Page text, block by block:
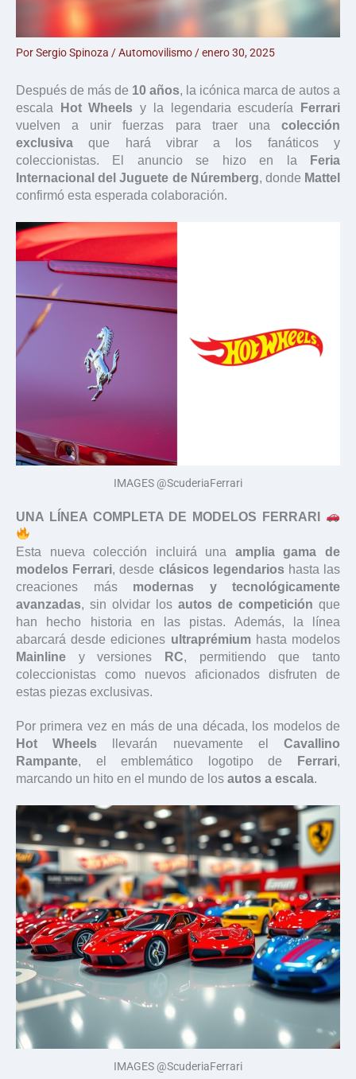
PorSergio Spinoza /Automovilismo /enero 30, 2025
Después de más de 10 años, la icónica marca de autos a
escala
Hot Wheels y la legendaria escudería
Ferrari
vuelven a unir fuerzas para traer una colección
exclusiva que hará vibrar a los fanáticos y
coleccionistas. El anuncio se hizo en la
Feria
Internacional del Juguete de Núremberg, donde Mattel
confirmó esta esperada colaboración.
IMAGES @ScuderiaFerrari
UNA LÍNEA COMPLETA DE MODELOS FERRARI
Esta nueva colección incluirá una amplia gama de
modelos Ferrari, desde clásicos legendarioshasta las
creaciones más modernas y tecnológicamente
avanzadas, sin olvidar los autos de competición que
han hecho historia en las pistas. Además, la línea
abarcará desde ediciones ultraprémiumhasta modelos
Mainline y versiones RC, permitiendo que tanto
coleccionistas como nuevos aficionados disfruten de
estas piezas exclusivas.
Por primera vez en más de una década, los modelos de
Hot Wheels llevarán nuevamente elCavallino
Rampante, el emblemático logotipo de Ferrari,
marcando un hito en el mundo de los autos a escala.
IMAGES @ScuderiaFerrari